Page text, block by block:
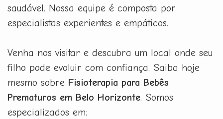
saudável. Nossa equipe é composta por
especialistas experientes e empáticos.
Venha nos visitar e descubra um local onde seu
filho pode evoluir com confiança. Saiba hoje
mesmo sobre Fisioterapia para Bebês
Prematuros em Belo Horizonte. Somos
especializados em: